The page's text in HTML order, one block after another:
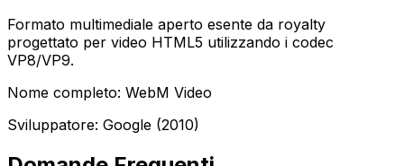
Formato multimediale aperto esente da royalty
progettato per video HTML5 utilizzando i codec
VP8/VP9.
Nome completo: WebM Video
Sviluppatore: Google (2010)